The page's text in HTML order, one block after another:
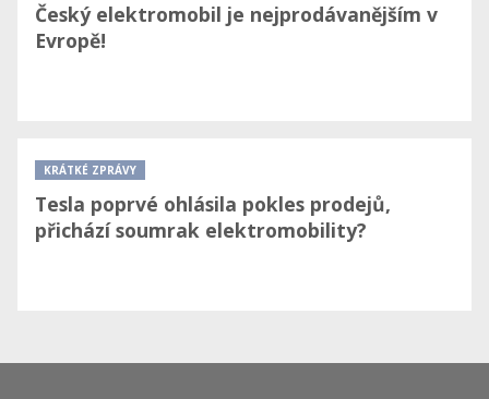
Český elektromobil je nejprodávanějším v
Evropě!
Tesla poprvé ohlásila pokles prodejů,
přichází soumrak elektromobility?
KRÁTKÉ ZPRÁVY